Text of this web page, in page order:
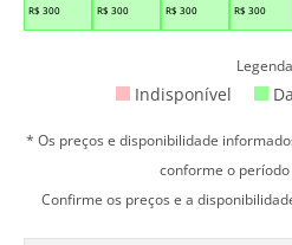
R$ 300
R$ 300
R$ 300
R$ 300
Legenda
Indisponível
* Os preços e disponibilidade
conforme o
Confirme os preços e a